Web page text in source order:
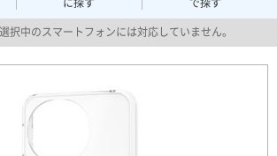
に探す
で探す
択中のスマートフォンには対応していません。